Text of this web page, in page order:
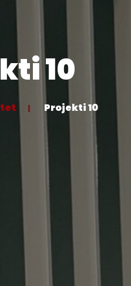
10
Projekti 10